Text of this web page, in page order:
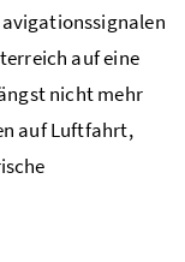
auf eine
nicht mehr
auf Luftfahrt,